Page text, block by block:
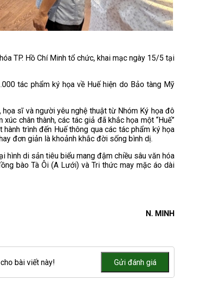
TP. Hồ Chí Minh tổ chức, khai mạc ngày 15/5 tại
tác phẩm ký họa về Huế hiện do Bảo tàng Mỹ
sĩ và người yêu nghệ thuật từ Nhóm Ký họa đô
chân thành, các tác giả đã khắc họa một “Huế”
trình đến Huế thông qua các tác phẩm ký họa
đơn giản là khoảnh khắc đời sống bình dị.
hình di sản tiêu biểu mang đậm chiều sâu văn hóa
bào Tà Ôi (A Lưới) và Tri thức may mặc áo dài
N. MINH
bài viết này!